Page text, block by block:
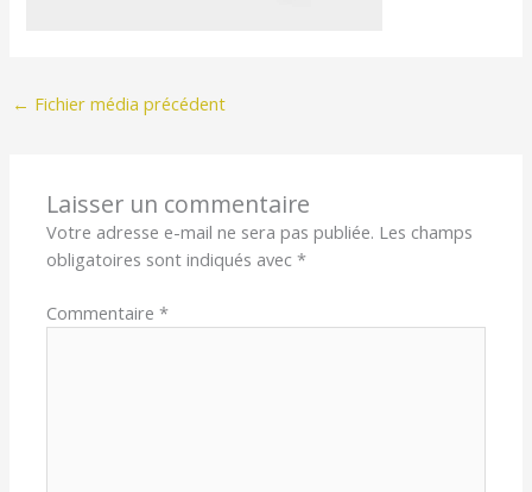
← Fichier média précédent
Laisser un commentaire
Votre adresse e-mail ne sera pas publiée. Les champs
obligatoires sont indiqués avec*
Commentaire*